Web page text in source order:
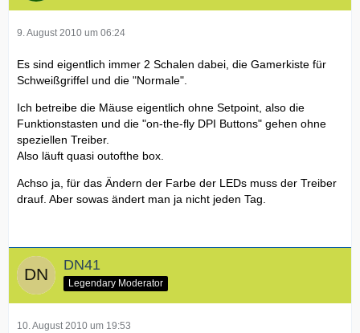
9. August 2010 um 06:24
Es sind eigentlich immer 2 Schalen dabei, die Gamerkiste für
Schweißgriffel und die "Normale".
Ich betreibe die Mäuse eigentlich ohne Setpoint, also die
Funktionstasten und die "on-the-fly DPI Buttons" gehen ohne
speziellen Treiber.
Also läuft quasi outofthe box.
Achso ja, für das Ändern der Farbe der LEDs muss der Treiber
drauf. Aber sowas ändert man ja nicht jeden Tag.
DN41
Legendary Moderator
10. August 2010 um 19:53